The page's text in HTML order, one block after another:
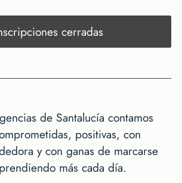
cerradas
de Santalucía contamos
positivas, con
y con ganas de marcarse
más cada día.